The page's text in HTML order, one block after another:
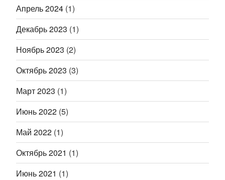
Апрель 2024 (1)
Декабрь 2023 (1)
Ноябрь 2023 (2)
Октябрь 2023 (3)
Март 2023 (1)
Июнь 2022 (5)
Май 2022 (1)
Октябрь 2021 (1)
Июнь 2021 (1)